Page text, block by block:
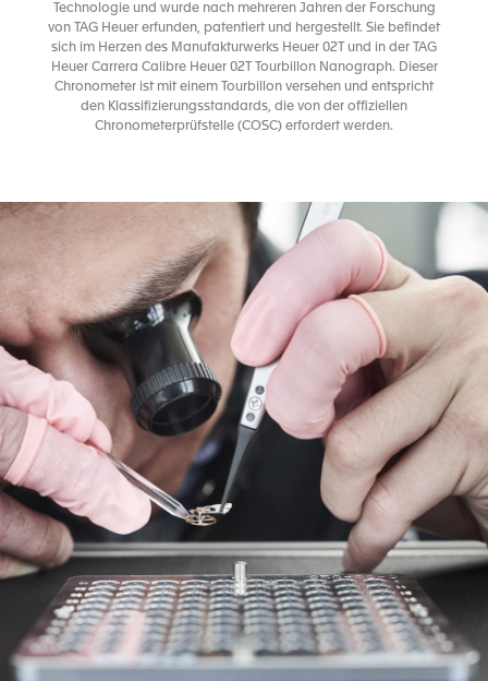
Technologie und wurde nach mehreren Jahren der Forschung
von TAG Heuer erfunden, patentiert und hergestellt. Sie befindet
sich im Herzen des Manufakturwerks Heuer 02T und in der TAG
Heuer Carrera Calibre Heuer 02T Tourbillon Nanograph. Dieser
Chronometer ist mit einem Tourbillon versehen und entspricht
den Klassifizierungsstandards, die von der offiziellen
Chronometerprüfstelle (COSC) erfordert werden.